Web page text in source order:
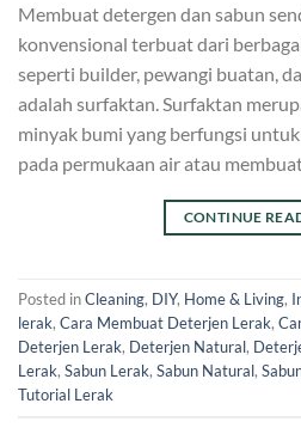
Membuat detergen dan sabun
konvensional terbuat dari
seperti builder, pewangi buatan,
adalah surfaktan. Surfaktan
minyak bumi yang berfungsi
pada permukaan air atau
CONTINUE
Posted inCleaning, DIY, Home & Living,
lerak, Cara Membuat Deterjen Lerak,
Deterjen Lerak, Deterjen Natural,
Lerak, Sabun Lerak, Sabun Natural,
Tutorial Lerak